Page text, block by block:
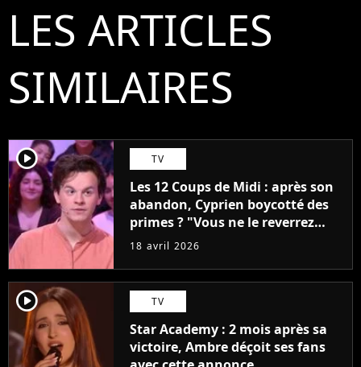
LES ARTICLES
SIMILAIRES
player2 TV
Les 12 Coups de Midi : après son
abandon, Cyprien boycotté des
primes ? "Vous ne le reverrez
plus"
18 avril 2026
player2 TV
Star Academy : 2 mois après sa
victoire, Ambre déçoit ses fans